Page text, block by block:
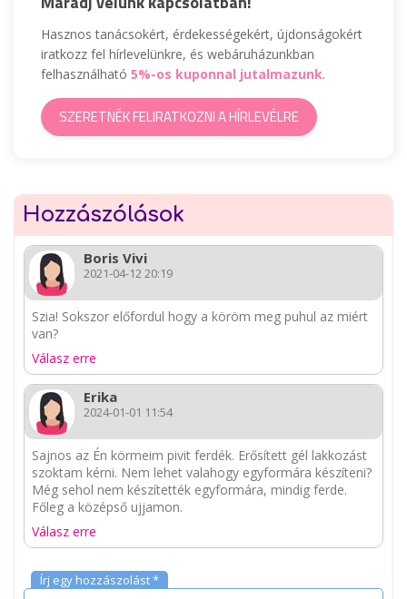
Hasznos tanácsokért, érdekességekért, újdonságokért
iratkozz fel hírlevelünkre, és webáruházunkban
felhasználható 5%-os kuponnal jutalmazunk.
SZERETNÉK FELIRATKOZNI A HÍRLEVÉLRE
Hozzászólások
Boris Vivi
2021-04-12 20:19
Szia! Sokszor előfordul hogy a köröm meg puhul az miért
van?
Válasz erre
Erika
2024-01-01 11:54
Sajnos az Én körmeim pivit ferdék. Erősített gél lakkozást
szoktam kérni. Nem lehet valahogy egyformára készíteni?
Még sehol nem készítették egyformára, mindig ferde.
Főleg a középső ujjamon.
Válasz erre
Írj egy hozzászolást *